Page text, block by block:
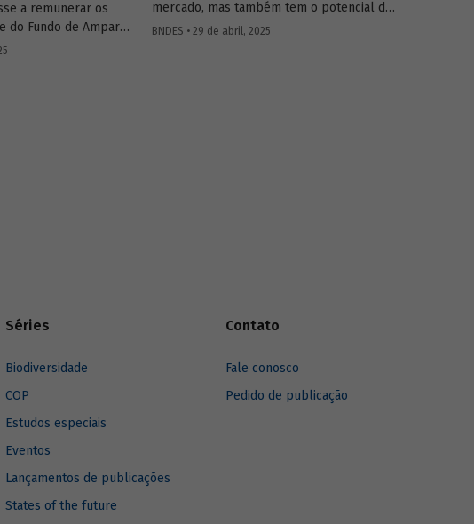
a remunerar os
do Fundo de Amparo
tanto pela Selic
mercado, mas também tem o potencial de
gerar externalidades positivas para a
BNDES • 29 de abril, 2025
Séries
Biodiversidade
COP
Estudos especiais
Eventos
Lançamentos de publicações
States of the future
Contato
Fale conosco
Pedido de publicação